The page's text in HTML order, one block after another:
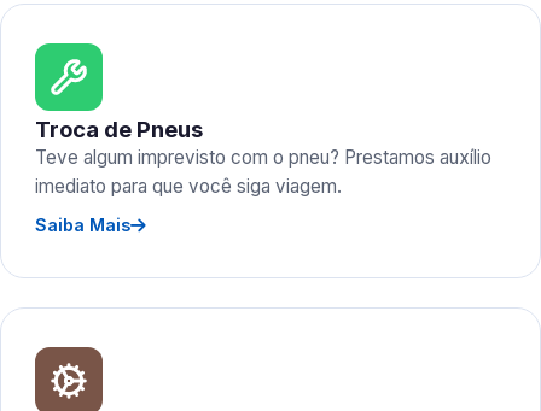
Troca de Pneus
Teve algum imprevisto com o pneu? Prestamos auxílio
imediato para que você siga viagem.
Saiba Mais